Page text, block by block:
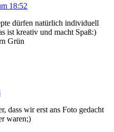
18:52
dürfen natürlich individuell
ist kreativ und macht Spaß:)
Grün
dass wir erst ans Foto gedacht
waren;)